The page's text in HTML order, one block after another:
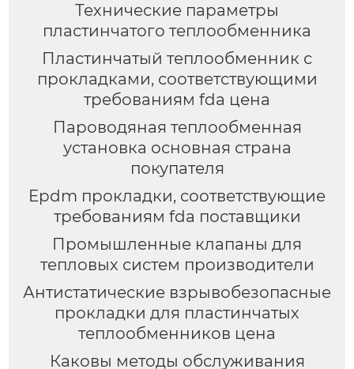
Технические параметры
пластинчатого теплообменника
Пластинчатый теплообменник с
прокладками, соответствующими
требованиям fda цена
Пароводяная теплообменная
установка основная страна
покупателя
Epdm прокладки, соответствующие
требованиям fda поставщики
Промышленные клапаны для
тепловых систем производители
Антистатические взрывобезопасные
прокладки для пластинчатых
теплообменников цена
Каковы методы обслуживания